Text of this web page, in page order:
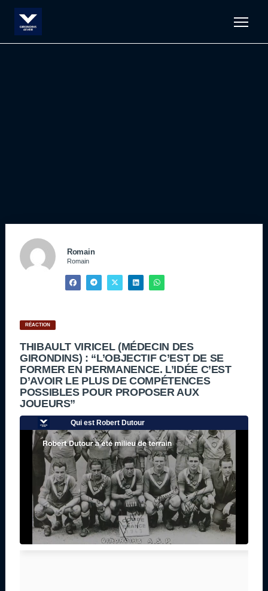
Romain
Romain
RÉACTION
THIBAULT VIRICEL (MÉDECIN DES
GIRONDINS) : “L’OBJECTIF C’EST DE SE
FORMER EN PERMANENCE. L’IDÉE C’EST
D’AVOIR LE PLUS DE COMPÉTENCES
POSSIBLES POUR PROPOSER AUX
JOUEURS”